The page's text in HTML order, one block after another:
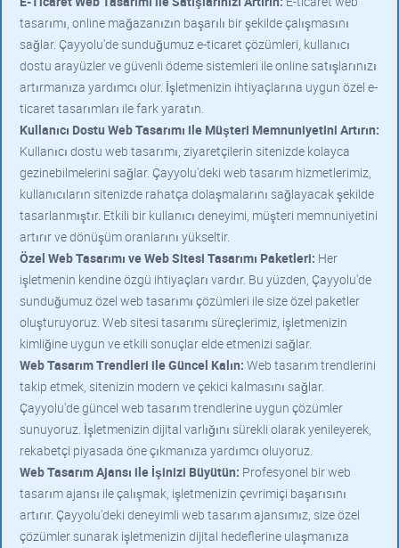
tasarımı, online mağazanızın başarılı bir şekilde çalışmasını
sağlar. Çayyolu'de sunduğumuz e-ticaret çözümleri, kullanıcı
dostu arayüzler ve güvenli ödeme sistemleri ile online satışlarınızı
artırmanıza yardımcı olur. İşletmenizin ihtiyaçlarına uygun özel e-
ticaret tasarımları ile fark yaratın.
Kullanıcı Dostu Web Tasarımı ile Müşteri Memnuniyetini Artırın:
Kullanıcı dostu web tasarımı, ziyaretçilerin sitenizde kolayca
gezinebilmelerini sağlar. Çayyolu'deki web tasarım hizmetlerimiz,
kullanıcıların sitenizde rahatça dolaşmalarını sağlayacak şekilde
tasarlanmıştır. Etkili bir kullanıcı deneyimi, müşteri memnuniyetini
artırır ve dönüşüm oranlarını yükseltir.
Özel Web Tasarımı ve Web Sitesi Tasarımı Paketleri: Her
işletmenin kendine özgü ihtiyaçları vardır. Bu yüzden, Çayyolu'de
sunduğumuz özel web tasarımı çözümleri ile size özel paketler
oluşturuyoruz. Web sitesi tasarımı süreçlerimiz, işletmenizin
kimliğine uygun ve etkili sonuçlar elde etmenizi sağlar.
Web Tasarım Trendleri ile Güncel Kalın: Web tasarım trendlerini
takip etmek, sitenizin modern ve çekici kalmasını sağlar.
Çayyolu'de güncel web tasarım trendlerine uygun çözümler
sunuyoruz. İşletmenizin dijital varlığını sürekli olarak yenileyerek,
rekabetçi piyasada öne çıkmanıza yardımcı oluyoruz.
Web Tasarım Ajansı ile İşinizi Büyütün: Profesyonel bir web
tasarım ajansı ile çalışmak, işletmenizin çevrimiçi başarısını
artırır. Çayyolu'deki deneyimli web tasarım ajansımız, size özel
çözümler sunarak işletmenizin dijital hedeflerine ulaşmanıza